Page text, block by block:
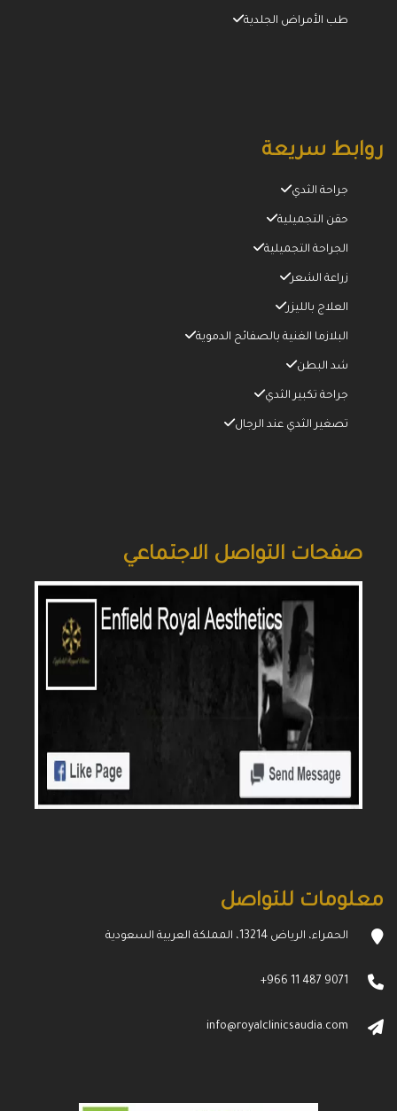
طب الأمراض الجلدية
روابط سريعة
جراحة الثدي
حقن التجميلية
الجراحة التجميلية
زراعة الشعر
العلاج بالليزر
البلازما الغنية بالصفائح الدموية
شد البطن
جراحة تكبير الثدي
تصغير الثدي عند الرجال
صفحات التواصل الاجتماعي
معلومات للتواصل
الحمراء، الرياض 13214، المملكة العربية السعودية
+966 11 487 9071
info@royalclinicsaudia.com